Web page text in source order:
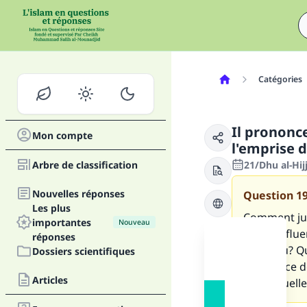
Mon compte
Arbre de classification
Nouvelles réponses
Les plus
importantes
réponses
Nouveau
Dossiers scientifiques
Articles
Catégories
Il
l'emprise
21/Dhu al-
Question
Comment
sous
nouveau?
l'influence
mois.